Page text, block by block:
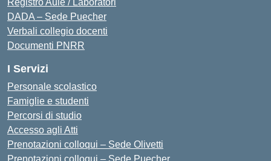
Registro Aule / Laboratori
DADA – Sede Puecher
Verbali collegio docenti
Documenti PNRR
I Servizi
Personale scolastico
Famiglie e studenti
Percorsi di studio
Accesso agli Atti
Prenotazioni colloqui – Sede Olivetti
Prenotazioni colloqui – Sede Puecher